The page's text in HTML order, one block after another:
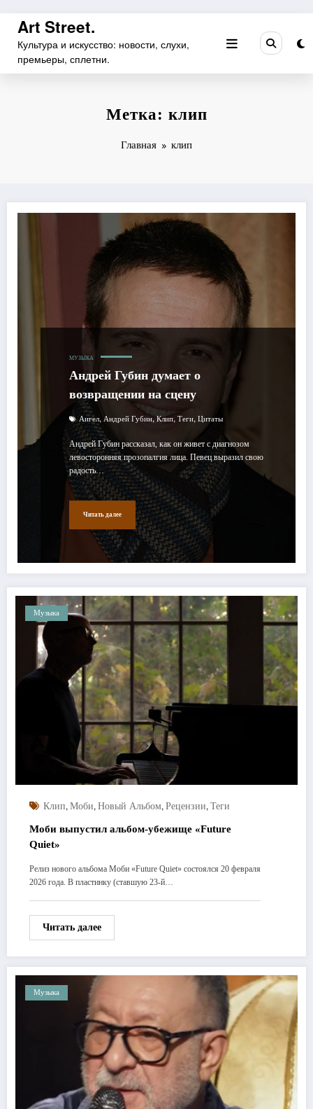
Перейти
содержимому
Art Street.
Культура и искусство: новости, слухи,
премьеры, сплетни.
Метка: клип
Главная клип
МУЗЫКА
Андрей Губин думает о
возвращении на сцену
Аигел, Андрей Губин, Клип, Теги, Цитаты
Андрей Губин рассказал, как он живет с диагнозом
левосторонняя прозопалгия лица. Певец выразил свою
радость…
Читать далее
Музыка
Клип, Моби, Новый Альбом, Рецензии, Теги
Моби выпустил альбом-убежище «Future
Quiet»
Релиз нового альбома Моби «Future Quiet» состоялся 20 февраля
2026 года. В пластинку (ставшую 23-й…
Читать далее
Музыка